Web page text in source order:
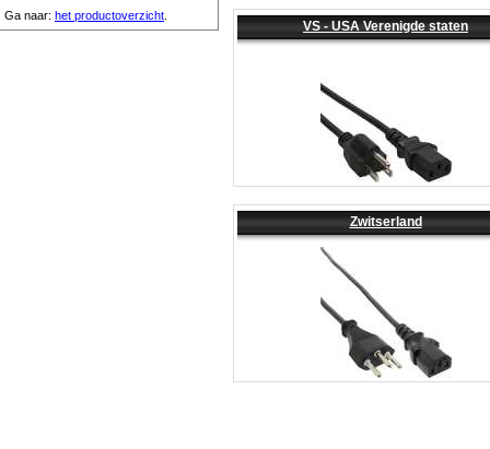
VS - USA Verenigde staten
Zwitserland
Ga naar: het productoverzicht